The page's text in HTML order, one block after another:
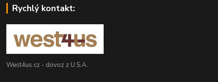
Rychlý kontakt:
West4us.cz - dovoz z U.S.A.